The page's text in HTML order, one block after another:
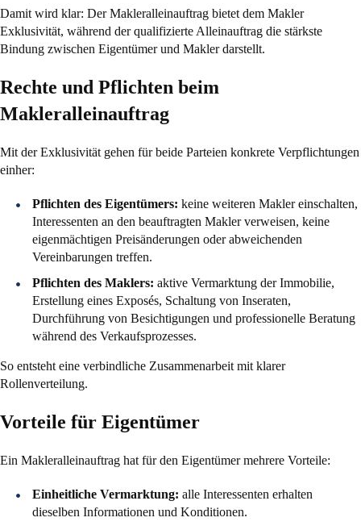
Damit wird klar: Der Makleralleinauftrag bietet dem Makler
Exklusivität, während der qualifizierte Alleinauftrag die stärkste
Bindung zwischen Eigentümer und Makler darstellt.
Rechte und Pflichten beim
Makleralleinauftrag
Mit der Exklusivität gehen für beide Parteien konkrete Verpflichtungen
einher:
Pflichten des Eigentümers: keine weiteren Makler einschalten,
Interessenten an den beauftragten Makler verweisen, keine
eigenmächtigen Preisänderungen oder abweichenden
Vereinbarungen treffen.
Pflichten des Maklers: aktive Vermarktung der Immobilie,
Erstellung eines Exposés, Schaltung von Inseraten,
Durchführung von Besichtigungen und professionelle Beratung
während des Verkaufsprozesses.
So entsteht eine verbindliche Zusammenarbeit mit klarer
Rollenverteilung.
Vorteile für Eigentümer
Ein Makleralleinauftrag hat für den Eigentümer mehrere Vorteile:
Einheitliche Vermarktung: alle Interessenten erhalten
dieselben Informationen und Konditionen.